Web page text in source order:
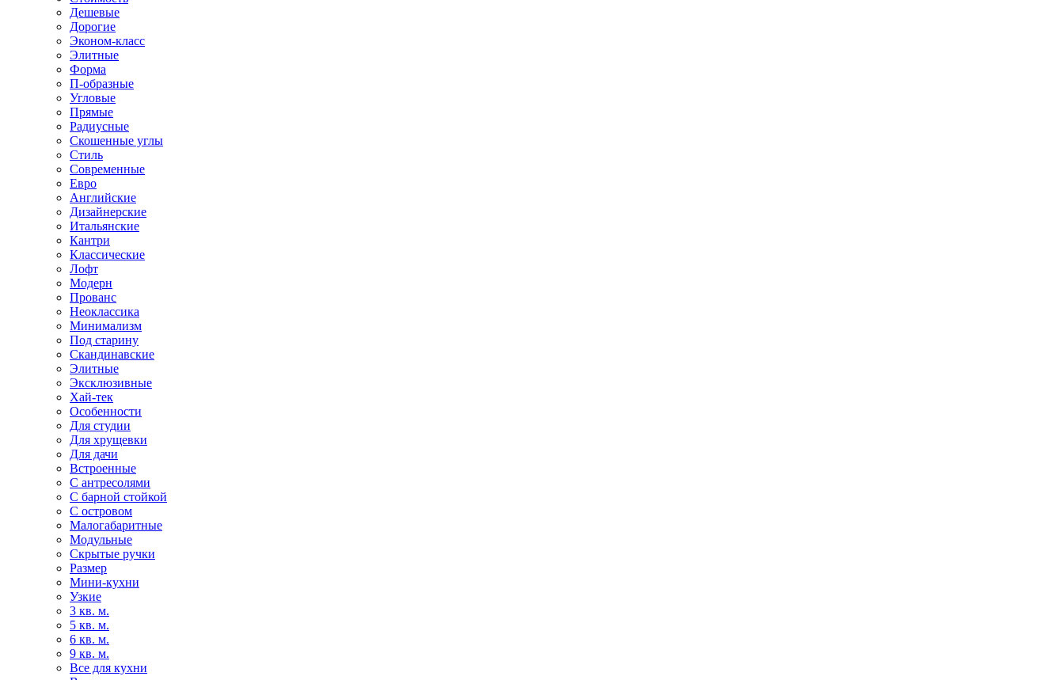
Дешевые
Дорогие
Эконом-класс
Элитные
Форма
П-образные
Угловые
Прямые
Радиусные
Скошенные углы
Стиль
Современные
Евро
Английские
Дизайнерские
Итальянские
Кантри
Классические
Лофт
Модерн
Прованс
Неоклассика
Минимализм
Под старину
Скандинавские
Элитные
Эксклюзивные
Хай-тек
Особенности
Для студии
Для хрущевки
Для дачи
Встроенные
С антресолями
С барной стойкой
С островом
Малогабаритные
Модульные
Скрытые ручки
Размер
Мини-кухни
Узкие
3 кв. м.
5 кв. м.
6 кв. м.
9 кв. м.
Все для кухни